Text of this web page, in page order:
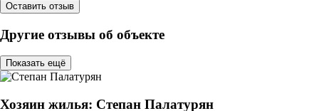
Оставить отзыв
Другие отзывы об объекте
Показать ещё
Хозяин жилья: Степан Палатурян